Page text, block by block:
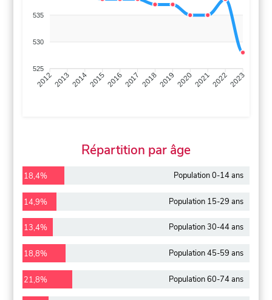
535
530
525
201220132014201520162017 20182019 2020202120222023
Répartition par âge
18,4% Population 0-14 ans
14,9% Population 15-29 ans
13,4% Population 30-44 ans
18,8% Population 45-59 ans
21,8% Population 60-74 ans